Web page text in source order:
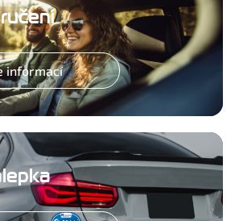
informací